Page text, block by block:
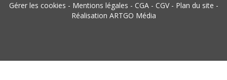
Gérer les cookies - Mentions légales - CGA - CGV - Plan du site -
Réalisation ARTGO Média